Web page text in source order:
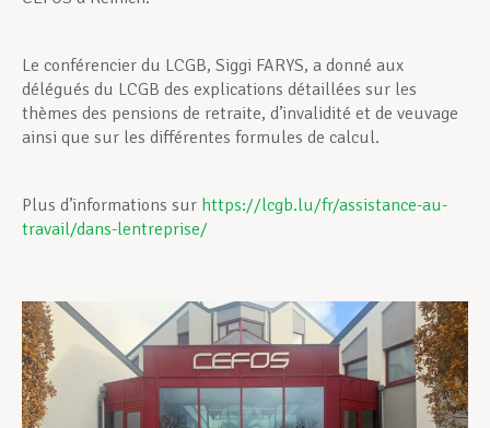
Le conférencier du LCGB, Siggi FARYS, a donné aux
délégués du LCGB des explications détaillées sur les
thèmes des pensions de retraite, d’invalidité et de veuvage
ainsi que sur les différentes formules de calcul.
Plus d’informations sur https://lcgb.lu/fr/assistance-au-
travail/dans-lentreprise/